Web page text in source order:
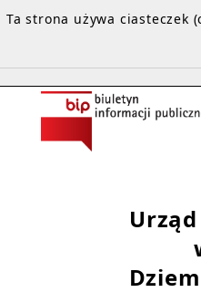
Ta strona używa ciasteczek